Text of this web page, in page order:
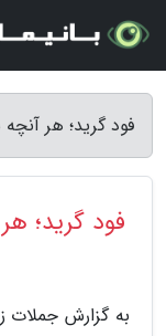
فود گرید؛ هر
فود گرید؛
به گزارش جملات